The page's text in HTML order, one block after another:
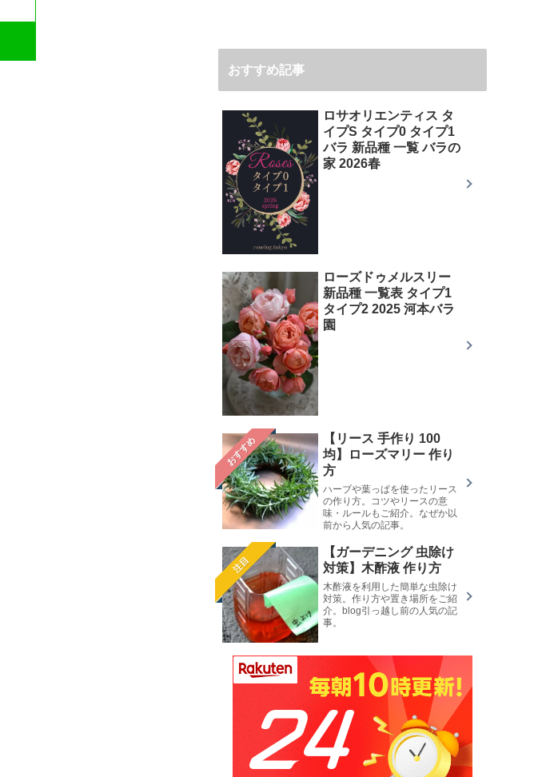
おすすめ記事
ロサオリエンティス タ
イプS タイプ0 タイプ1
バラ 新品種 一覧 バラの
家 2026春
ローズドゥメルスリー
新品種 一覧表 タイプ1
タイプ2 2025 河本バラ
園
おすすめ
【リース 手作り 100
均】ローズマリー 作り
方
ハーブや葉っぱを使ったリース
の作り方。コツやリースの意
味・ルールもご紹介。なぜか以
前から人気の記事。
注目
【ガーデニング 虫除け
対策】木酢液 作り方
木酢液を利用した簡単な虫除け
対策。作り方や置き場所をご紹
介。blog引っ越し前の人気の記
事。